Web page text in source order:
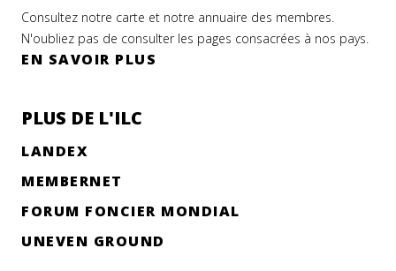
Consultez notre carte et notre annuaire des membres.
N'oubliez pas de consulter les pages consacrées à nos pays.
EN SAVOIR PLUS
PLUS DE L'ILC
LANDEX
MEMBERNET
FORUM FONCIER MONDIAL
UNEVEN GROUND